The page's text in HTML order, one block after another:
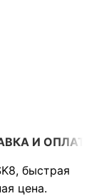
И ОПЛАТА
быстрая
цена.